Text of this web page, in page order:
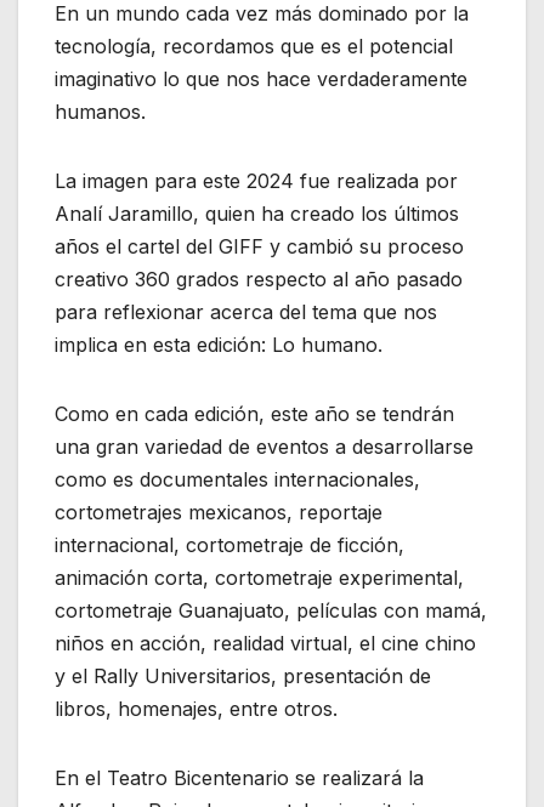
En un mundo cada vez más dominado por la
tecnología, recordamos que es el potencial
imaginativo lo que nos hace verdaderamente
humanos.
La imagen para este 2024 fue realizada por
Analí Jaramillo, quien ha creado los últimos
años el cartel del GIFF y cambió su proceso
creativo 360 grados respecto al año pasado
para reflexionar acerca del tema que nos
implica en esta edición: Lo humano.
Como en cada edición, este año se tendrán
una gran variedad de eventos a desarrollarse
como es documentales internacionales,
cortometrajes mexicanos, reportaje
internacional, cortometraje de ficción,
animación corta, cortometraje experimental,
cortometraje Guanajuato, películas con mamá,
niños en acción, realidad virtual, el cine chino
y el Rally Universitarios, presentación de
libros, homenajes, entre otros.
En el Teatro Bicentenario se realizará la